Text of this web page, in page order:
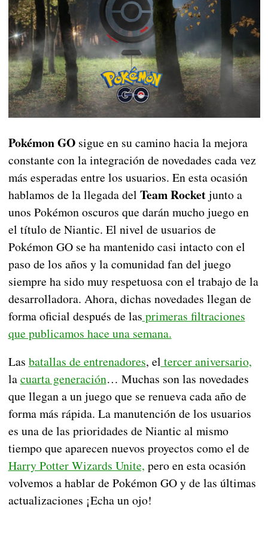
Pokémon GOsigue en su camino hacia la mejora
constante con la integración de novedades cada vez
más esperadas entre los usuarios. En esta ocasión
hablamos de la llegada del Team Rocketjunto a
unos Pokémon oscuros que darán mucho juego en
el título de Niantic. El nivel de usuarios de
Pokémon GO se ha mantenido casi intacto con el
paso de los años y la comunidad fan del juego
siempre ha sido muy respetuosa con el trabajo de la
desarrolladora. Ahora, dichas novedades llegan de
forma oficial después de las primeras filtraciones
que publicamos hace una semana.
Las batallas de entrenadores, el tercer aniversario,
lacuarta generación… Muchas son las novedades
que llegan a un juego que se renueva cada año de
forma más rápida. La manutención de los usuarios
es una de las prioridades de Niantic al mismo
tiempo que aparecen nuevos proyectos como el de
Harry Potter Wizards Unite, pero en esta ocasión
volvemos a hablar de Pokémon GO y de las últimas
actualizaciones ¡Echa un ojo!